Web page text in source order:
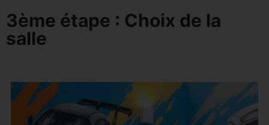
3ème étape : Choix de la
salle